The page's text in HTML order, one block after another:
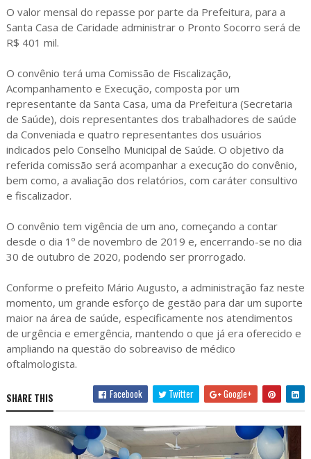
O valor mensal do repasse por parte da Prefeitura, para a
Santa Casa de Caridade administrar o Pronto Socorro será de
R$ 401 mil.
O convênio terá uma Comissão de Fiscalização,
Acompanhamento e Execução, composta por um
representante da Santa Casa, uma da Prefeitura (Secretaria
de Saúde), dois representantes dos trabalhadores de saúde
da Conveniada e quatro representantes dos usuários
indicados pelo Conselho Municipal de Saúde. O objetivo da
referida comissão será acompanhar a execução do convênio,
bem como, a avaliação dos relatórios, com caráter consultivo
e fiscalizador.
O convênio tem vigência de um ano, começando a contar
desde o dia 1º de novembro de 2019 e, encerrando-se no dia
30 de outubro de 2020, podendo ser prorrogado.
Conforme o prefeito Mário Augusto, a administração faz neste
momento, um grande esforço de gestão para dar um suporte
maior na área de saúde, especificamente nos atendimentos
de urgência e emergência, mantendo o que já era oferecido e
ampliando na questão do sobreaviso de médico
oftalmologista.
SHARE THIS Facebook Twitter Google+